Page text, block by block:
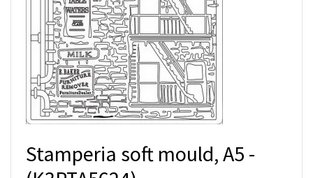
Stamperia soft mould, A5 -